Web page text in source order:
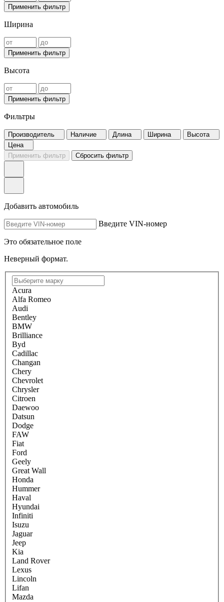
Применить фильтр
Ширина
Применить фильтр
Высота
Применить фильтр
Фильтры
Производитель Наличие Длина Ширина
Высота
Цена
Применить фильтр
Сбросить фильтр
Добавить автомобиль
Введите VIN-номер
Это обязательное поле
Неверный формат.
Acura
Alfa Romeo
Audi
Bentley
BMW
Brilliance
Byd
Cadillac
Changan
Chery
Chevrolet
Chrysler
Citroen
Daewoo
Datsun
Dodge
FAW
Fiat
Ford
Geely
Great Wall
Honda
Hummer
Haval
Hyundai
Infiniti
Isuzu
Jaguar
Jeep
Kia
Land Rover
Lexus
Lincoln
Lifan
Mazda